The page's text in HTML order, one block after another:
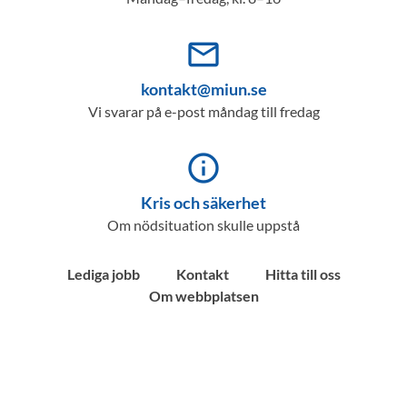
mail_outline
kontakt@miun.se
Vi svarar på e-post måndag till fredag
info_outline
Kris och säkerhet
Om nödsituation skulle uppstå
Lediga jobb Kontakt
Hitta till oss
Om webbplatsen